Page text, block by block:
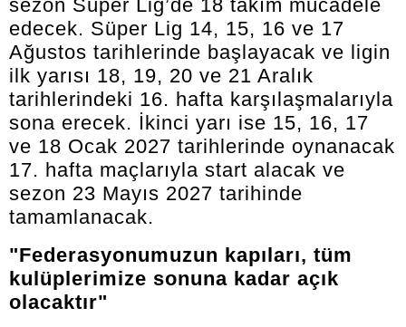
sezon Süper Lig’de 18 takım mücadele
edecek. Süper Lig 14, 15, 16 ve 17
Ağustos tarihlerinde başlayacak ve ligin
ilk yarısı 18, 19, 20 ve 21 Aralık
tarihlerindeki 16. hafta karşılaşmalarıyla
sona erecek. İkinci yarı ise 15, 16, 17
ve 18 Ocak 2027 tarihlerinde oynanacak
17. hafta maçlarıyla start alacak ve
sezon 23 Mayıs 2027 tarihinde
tamamlanacak.
"Federasyonumuzun kapıları, tüm
kulüplerimize sonuna kadar açık
olacaktır"